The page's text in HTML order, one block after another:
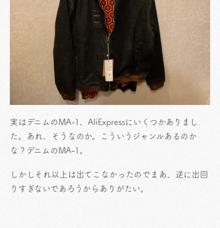
実はデニムのMA-1、AliExpressにいくつかありまし
た。あれ、そうなのか。こういうジャンルあるのか
な？デニムのMA-1。
しかしそれ以上は出てこなかったのでまあ、逆に出回
りすぎないであろうからありがたい。